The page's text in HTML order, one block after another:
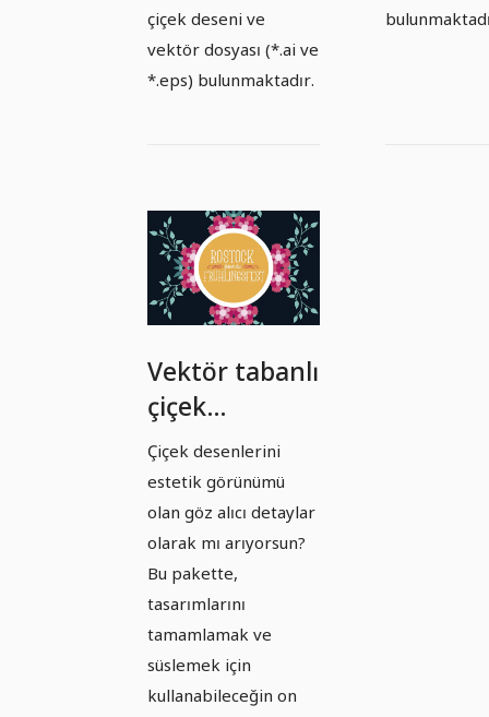
çiçek deseni ve
vektör dosyası (*.ai ve
*.eps) bulunmaktadır.
Vektör tabanlı
çiçek
desenleri ve
illustrasyonlar
- Paket 5
Çiçek desenlerini
estetik görünümü
olan göz alıcı detaylar
olarak mı arıyorsun?
Bu pakette,
tasarımlarını
tamamlamak ve
süslemek için
kullanabileceğin on